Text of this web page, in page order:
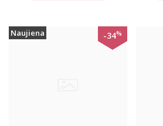
Naujiena -34%